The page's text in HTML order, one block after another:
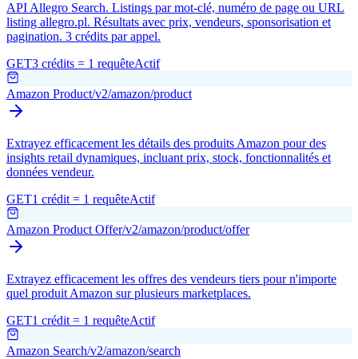
API Allegro Search. Listings par mot-clé, numéro de page ou URL
listing allegro.pl. Résultats avec prix, vendeurs, sponsorisation et
pagination. 3 crédits par appel.
GET3 crédits = 1 requêteActif
Amazon Product/v2/amazon/product
Extrayez efficacement les détails des produits Amazon pour des
insights retail dynamiques, incluant prix, stock, fonctionnalités et
données vendeur.
GET1 crédit = 1 requêteActif
Amazon Product Offer/v2/amazon/product/offer
Extrayez efficacement les offres des vendeurs tiers pour n'importe
quel produit Amazon sur plusieurs marketplaces.
GET1 crédit = 1 requêteActif
Amazon Search/v2/amazon/search